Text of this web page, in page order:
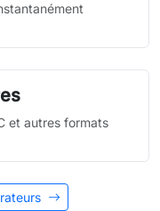
et autres formats